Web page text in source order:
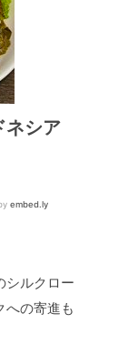
シルクロー
への寄進も